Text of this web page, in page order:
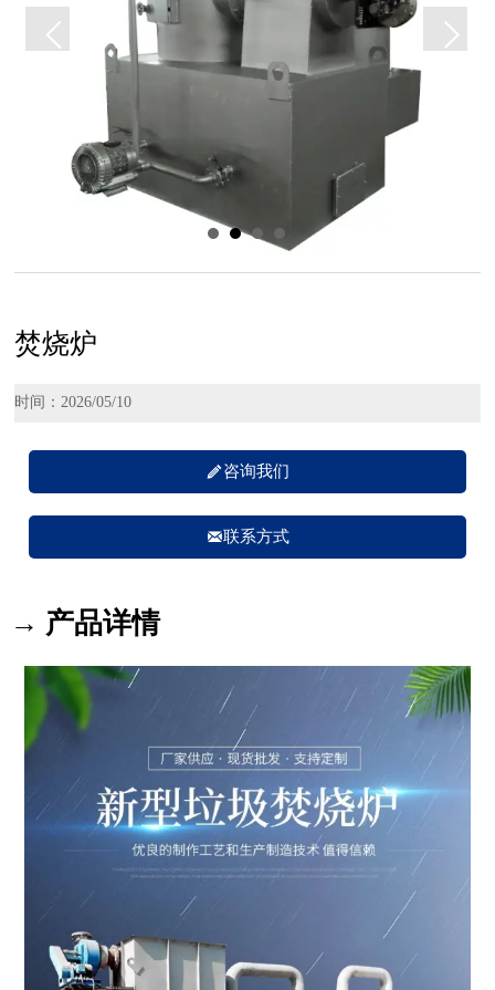
焚烧炉
时间：2026/05/10
咨询我们
联系方式
→ 产品详情